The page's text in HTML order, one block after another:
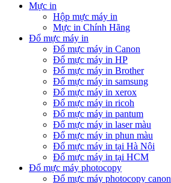
Mực in
Hộp mực máy in
Mực in Chính Hãng
Đổ mực máy in
Đổ mực máy in Canon
Đổ mực máy in HP
Đổ mực máy in Brother
Đổ mực máy in samsung
Đổ mực máy in xerox
Đổ mực máy in ricoh
Đổ mực máy in pantum
Đổ mực máy in laser màu
Đổ mực máy in phun màu
Đổ mực máy in tại Hà Nội
Đổ mực máy in tại HCM
Đổ mực máy photocopy
Đổ mực máy photocopy canon